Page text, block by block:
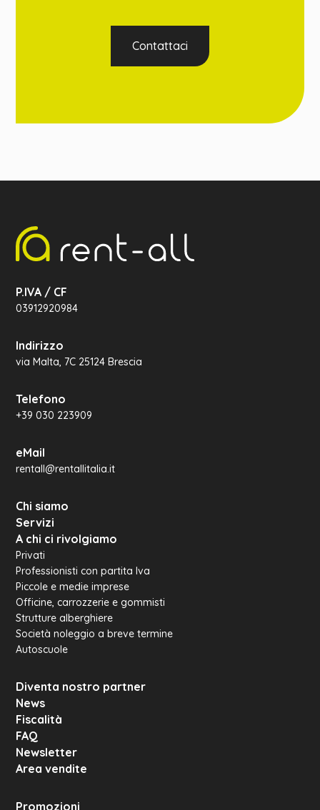
Contattaci
P.IVA / CF
03912920984
Indirizzo
via Malta, 7C 25124 Brescia
Telefono
+39 030 223909
eMail
rentall@rentallitalia.it
Chi siamo
Servizi
A chi ci rivolgiamo
Privati
Professionisti con partita Iva
Piccole e medie imprese
Officine, carrozzerie e gommisti
Strutture alberghiere
Società noleggio a breve termine
Autoscuole
Diventa nostro partner
News
Fiscalità
FAQ
Newsletter
Area vendite
Promozioni